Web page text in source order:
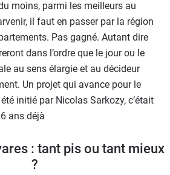
moins, parmi les meilleurs au
il faut en passer par la région
Pas gagné. Autant dire
dans l’ordre que le jour ou le
au sens élargie et au décideur
Un projet qui avance pour le
initié par Nicolas Sarkozy, c’était
ans déjà
: tant pis ou tant mieux
?